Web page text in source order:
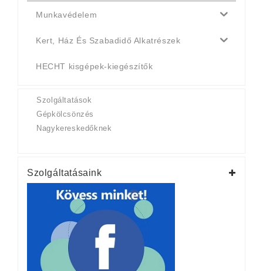
Munkavédelem
Kert, Ház És Szabadidő Alkatrészek
HECHT kisgépek-kiegészítők
Szolgáltatások
Gépkölcsönzés
Nagykereskedőknek
Szolgáltatásaink